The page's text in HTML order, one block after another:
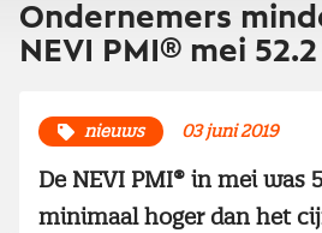
Ondernemers
NEVI PMI® mei 52.2
nieuws 03 juni 2019
De NEVI PMI® in mei was
minimaal hoger dan het